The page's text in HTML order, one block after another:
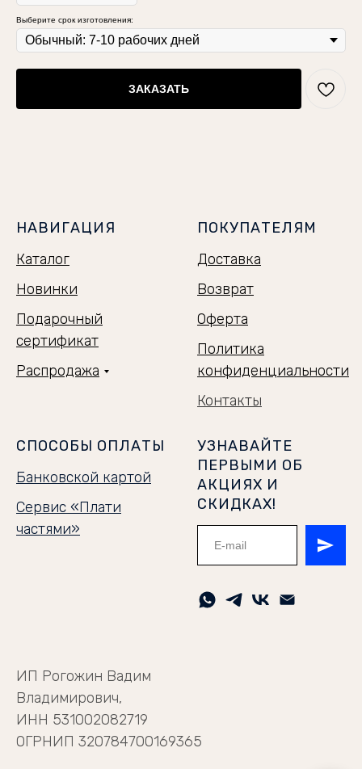
Выберите срок изготовления:
ЗАКАЗАТЬ
НАВИГАЦИЯ
Каталог
Новинки
Подарочный
сертификат
Распродажа
ПОКУПАТЕЛЯМ
Доставка
Возврат
Оферта
Политика
конфиденциальности
Контакты
СПОСОБЫ ОПЛАТЫ
Банковской картой
Сервис «Плати
частями»
УЗНАВАЙТЕ
ПЕРВЫМИ ОБ
АКЦИЯХ И
СКИДКАХ!
ИП Рогожин Вадим
Владимирович,
ИНН 531002082719
ОГРНИП 320784700169365